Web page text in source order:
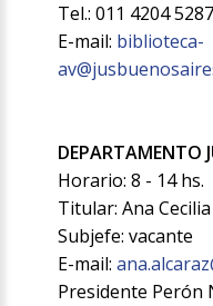
Tel.: 011 4204
E-mail: biblioteca-
DEPARTAMENTO
Horario: 8 - 14 hs.
Titular: Ana
Subjefe: vacante
E-mail:
Presidente Perón